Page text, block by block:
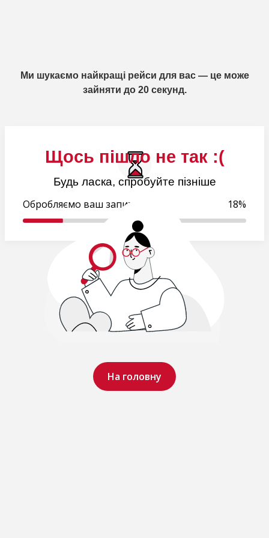
Щось пішло не так :(
Будь ласка, спробуйте пізніше
На головну
Ми шукаємо найкращі рейси для вас — це може
зайняти до 20 секунд.
Обробляємо ваш запит.. 18%